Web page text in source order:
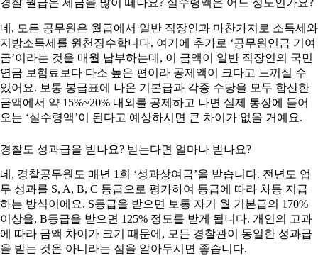
네, 모든 공무원은 월급에서 일반 직장인과 마찬가지로 소득세와
지방소득세를 원천징수합니다. 여기에 추가로 ‘공무원연금 기여
금’이라는 것을 매월 납부하는데, 이 금액이 일반 직장인의 국민
연금 보험료보다 다소 높은 편이라 공제액이 크다고 느끼실 수
있어요. 보통 봉급표에 나온 기본급과 각종 수당을 모두 합산한
금액에서 약 15%~20% 내외를 공제하고 나면 실제 통장에 들어
오는 ‘실수령액’이 된다고 예상하시면 큰 차이가 없을 거예요.
경찰도 성과급을 받나요? 받는다면 얼마나 받나요?
네, 경찰공무원도 매년 1회 ‘성과상여금’을 받습니다. 전년도 업
무 성과를 S, A, B, C 등급으로 평가하여 등급에 따라 차등 지급
하는 방식이에요. S등급을 받으면 보통 자기 월 기본급의 170%
이상을, B등급을 받으면 125% 정도를 받게 됩니다. 개인의 고과
에 따라 금액 차이가 크기 때문에, 모든 경찰관이 동일한 성과급
을 받는 것은 아니라는 점을 알아두시면 좋습니다.